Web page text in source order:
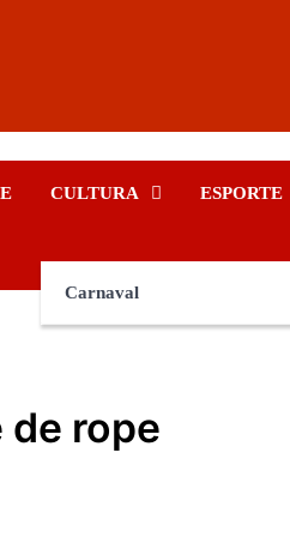
CULTURA
Carnaval
ESPORTE
rope